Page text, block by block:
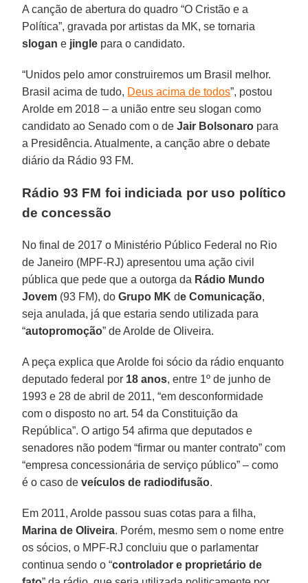
A canção de abertura do quadro “O Cristão e a
Política”, gravada por artistas da MK, se tornaria
slogan e jingle para o candidato.
“Unidos pelo amor construiremos um Brasil melhor.
Brasil acima de tudo, Deus acima de todos”, postou
Arolde em 2018 – a união entre seu slogan como
candidato ao Senado com o de Jair Bolsonaro para
a Presidência. Atualmente, a canção abre o debate
diário da Rádio 93 FM.
Rádio 93 FM foi indiciada por uso político
de concessão
No final de 2017 o Ministério Público Federal no Rio
de Janeiro (MPF-RJ) apresentou uma ação civil
pública que pede que a outorga da Rádio Mundo
Jovem (93 FM), do Grupo MK de Comunicação,
seja anulada, já que estaria sendo utilizada para
“autopromoção” de Arolde de Oliveira.
A peça explica que Arolde foi sócio da rádio enquanto
deputado federal por 18 anos, entre 1º de junho de
1993 e 28 de abril de 2011, “em desconformidade
com o disposto no art. 54 da Constituição da
República”. O artigo 54 afirma que deputados e
senadores não podem “firmar ou manter contrato” com
“empresa concessionária de serviço público” – como
é o caso deveículos de radiodifusão.
Em 2011, Arolde passou suas cotas para a filha,
Marina de Oliveira. Porém, mesmo sem o nome entre
os sócios, o MPF-RJ concluiu que o parlamentar
continua sendo o “controlador e proprietário de